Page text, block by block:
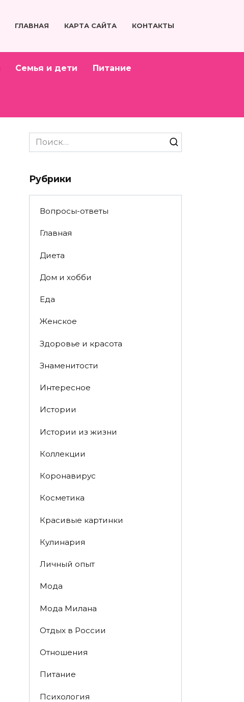
ГЛАВНАЯ КАРТА САЙТА КОНТАКТЫ
Семья и дети Питание
Search
for:
Рубрики
Вопросы-ответы
Главная
Диета
Дом и хобби
Еда
Женское
Здоровье и красота
Знаменитости
Интересное
Истории
Истории из жизни
Коллекции
Коронавирус
Косметика
Красивые картинки
Кулинария
Личный опыт
Мода
Мода Милана
Отдых в России
Отношения
Питание
Психология